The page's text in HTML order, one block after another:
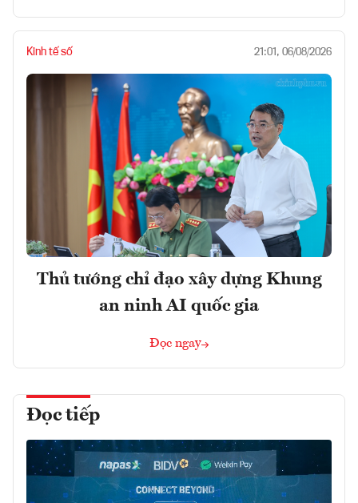
Kinh tế số 21:01, 06/08/2026
Thủ tướng chỉ đạo xây dựng Khung
an ninh AI quốc gia
Đọc ngay
Đọc tiếp